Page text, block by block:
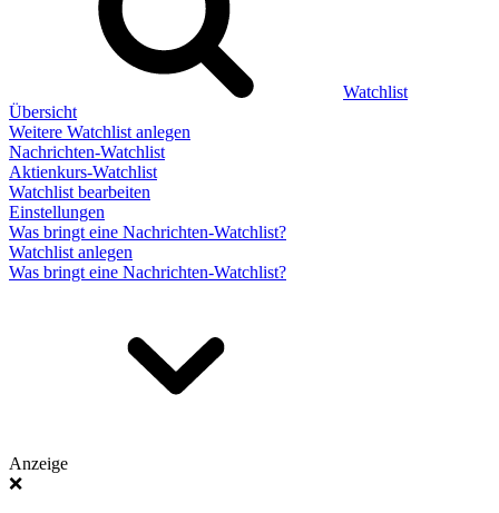
Watchlist
Übersicht
Weitere Watchlist anlegen
Nachrichten-Watchlist
Aktienkurs-Watchlist
Watchlist bearbeiten
Einstellungen
Was bringt eine Nachrichten-Watchlist?
Watchlist anlegen
Was bringt eine Nachrichten-Watchlist?
Anzeige
❌